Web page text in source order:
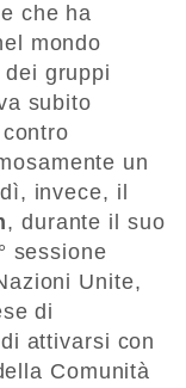
che ha
mondo
gruppi
subito
un
invece, il
, durante il suo
sessione
Unite,
di
attivarsi con
Comunità